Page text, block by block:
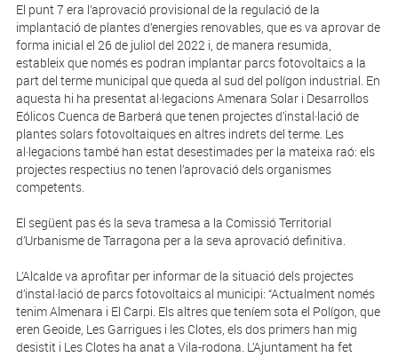
El punt 7 era l’aprovació provisional de la regulació de la
implantació de plantes d’energies renovables, que es va aprovar de
forma inicial el 26 de juliol del 2022 i, de manera resumida,
estableix que només es podran implantar parcs fotovoltaics a la
part del terme municipal que queda al sud del polígon industrial. En
aquesta hi ha presentat al·legacions Amenara Solar i Desarrollos
Eólicos Cuenca de Barberá que tenen projectes d’instal·lació de
plantes solars fotovoltaiques en altres indrets del terme. Les
al·legacions també han estat desestimades per la mateixa raó: els
projectes respectius no tenen l’aprovació dels organismes
competents.
El següent pas és la seva tramesa a la Comissió Territorial
d’Urbanisme de Tarragona per a la seva aprovació definitiva.
L’Alcalde va aprofitar per informar de la situació dels projectes
d’instal·lació de parcs fotovoltaics al municipi: “Actualment només
tenim Almenara i El Carpi. Els altres que teníem sota el Polígon, que
eren Geoide, Les Garrigues i les Clotes, els dos primers han mig
desistit i Les Clotes ha anat a Vila-rodona. L’Ajuntament ha fet